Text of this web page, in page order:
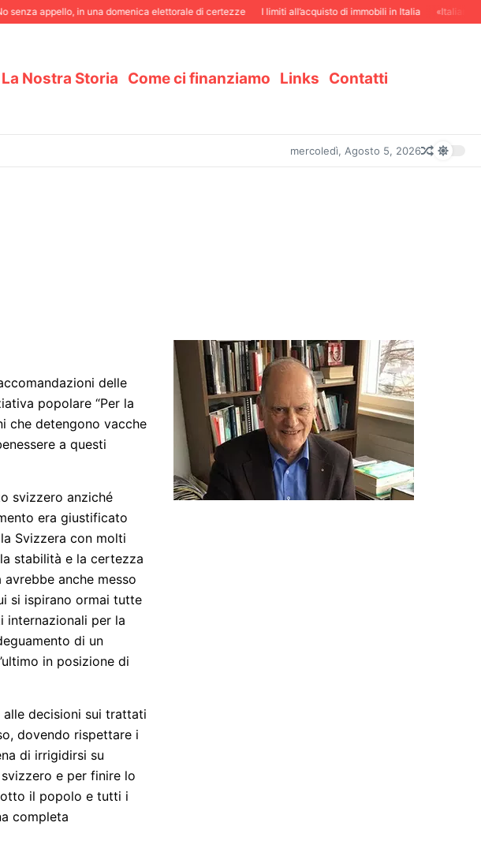
senza appello, in una domenica elettorale di certezze I limiti all’acquisto di immobili in Italia «Italiani in
La Nostra Storia Come ci finanziamo Links Contatti
mercoledì, Agosto 5, 2026
delle
popolare “Per la
che detengono vacche
a questi
svizzero anziché
era giustificato
Svizzera con molti
stabilità e la certezza
anche messo
si ispirano ormai tutte
internazionali per la
di un
in posizione di
decisioni sui trattati
dovendo rispettare i
di irrigidirsi su
e per finire lo
il popolo e tutti i
completa